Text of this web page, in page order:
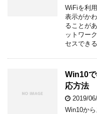
WiFiを利
表示がか
ることが
ットワー
セスでき
Win10
応方法
2019/
Win10か